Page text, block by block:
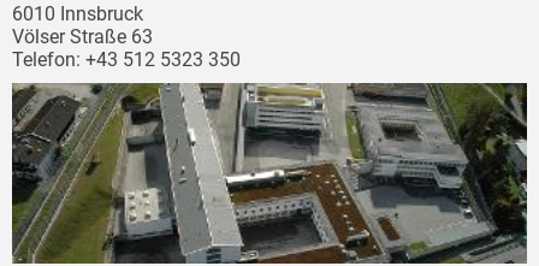
6010 Innsbruck
Völser Straße 63
Telefon: +43 512 5323 350